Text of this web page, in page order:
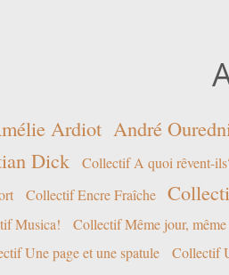
Ardiot André
Dick Collectif A quoi rêvent-
Collectif Encre Fraîche
Musica! Collectif Même jour,
Une page et une spatule Collectif